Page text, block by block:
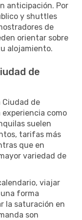
anticipación. Por
y shuttles
de
orientar sobre
alojamiento.
de
Ciudad de
como
suelen
tarifas más
que en
variedad de
viajar
forma
la saturación en
son